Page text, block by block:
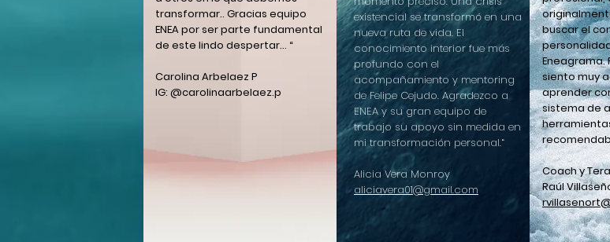
transformar.. Gracias equipo
ENEA por ser parte fundamental
de este lindo despertar... “
Carolina Arbelaez P
IG: @carolinaarbelaez.p
existencial se transformó en una
nueva ruta de vida. El
conocimiento interior fue más
profundo con el
acompañamiento y mentoring
de Felipe Cejudo. Agradezco a
ENEA y su gran equipo de
trabajo su apoyo sin medida en
mi transformación personal.“
Alicia Vera Monroy
aliciavera01@gmail.com
buscar el
Eneagrama.
siento muy
aprender
sistema de
Coach y
Raúl